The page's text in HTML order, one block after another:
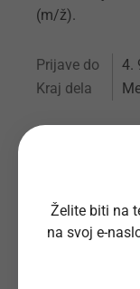
(m/ž).
Prijave do 4.
Kraj dela
Želite biti na
na svoj e-